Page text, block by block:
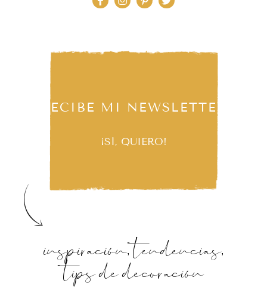
RECIBE MI NEWSLETTER
¡SÍ, QUIERO!
inspiración, tendencias,
tips de decoración